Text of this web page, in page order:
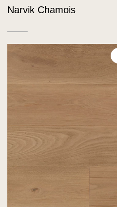
Narvik Chamois